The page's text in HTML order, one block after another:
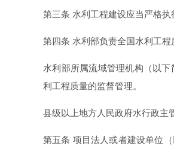
第三条 水利工程建设应当严格
第四条 水利部负责全国水利工程
水利部所属流域管理机构（以
利工程质量的监督管理。
县级以上地方人民政府水行政主
第五条 项目法人或者建设单位